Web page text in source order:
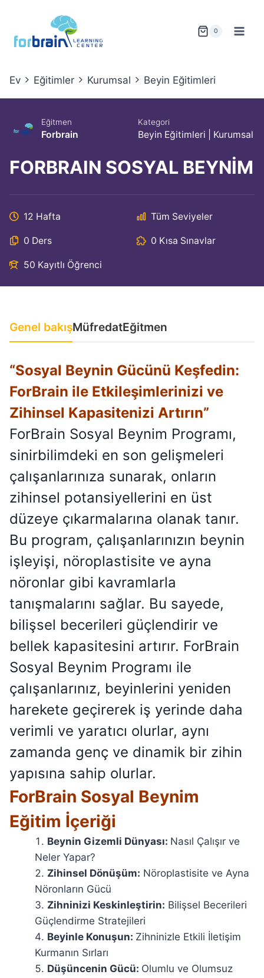
content
0
Ev Eğitimler Kurumsal Beyin Eğitimleri
Eğitmen
Forbrain
Kategori
Beyin Eğitimleri Kurumsal
FORBRAIN SOSYAL BEYNİM
12 Hafta Tüm Seviyeler
0 Ders 0 Kısa Sınavlar
50 Kayıtlı Öğrenci
Genel bakışMüfredatEğitmen
“Sosyal Beynin Gücünü Keşfedin:
ForBrain ile Etkileşimlerinizi ve
Zihinsel Kapasitenizi Artırın”
ForBrain Sosyal Beynim Programı,
sinirbilimdeki en son gelişmeleri
çalışanlarınıza sunarak, onların
zihinsel potansiyellerini en üst
düzeye çıkarmalarına olanak tanır.
Bu program, çalışanlarınızın beynin
işleyişi, nöroplastisite ve ayna
nöronlar gibi kavramlarla
tanışmalarını sağlar. Bu sayede,
bilişsel becerileri güçlendirir ve
bellek kapasitesini artırır. ForBrain
Sosyal Beynim Programı ile
çalışanlarınız, beyinlerini yeniden
harekete geçirerek iş yerinde daha
verimli ve yaratıcı olurlar, aynı
zamanda genç ve dinamik bir zihin
yapısına sahip olurlar.
ForBrain Sosyal Beynim
Eğitim İçeriği
Beynin Gizemli Dünyası: Nasıl Çalışır ve
Neler Yapar?
Zihinsel Dönüşüm: Nöroplastisite ve Ayna
Nöronların Gücü
Zihninizi Keskinleştirin: Bilişsel Becerileri
Güçlendirme Stratejileri
Beyinle Konuşun: Zihninizle Etkili İletişim
Kurmanın Sırları
Düşüncenin Gücü: Olumlu ve Olumsuz